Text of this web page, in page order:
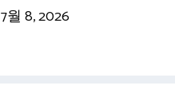
7월 8, 2026